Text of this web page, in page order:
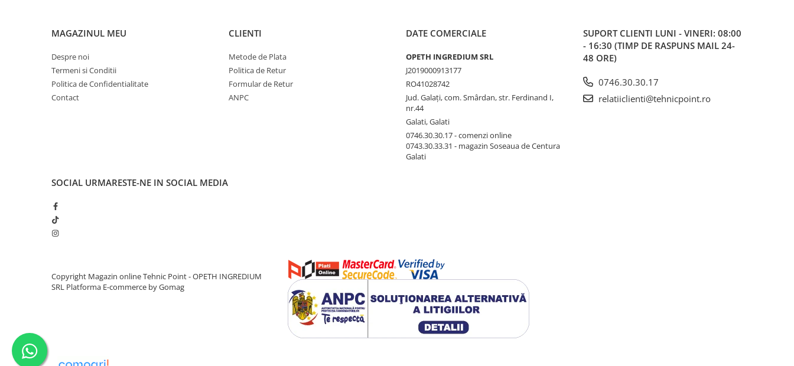
FIAT 9.55535-DS1 / GS1
IVECO 18-1811 CLASSE SC1 LV
MAGAZINUL MEU
Despre noi
Termeni si Conditii
Politica de Confidentialitate
Contact
CLIENTI
Metode de Plata
Politica de Retur
Formular de Retur
ANPC
DATE COMERCIALE
OPETH INGREDIUM SRL
J2019000913177
RO41028742
Jud. Galaţi, com. Smârdan, str. Ferdinand I,
nr.44
Galati, Galati
0746.30.30.17 - comenzi online
0743.30.33.31 - magazin Soseaua de Centura
Galati
SUPORT CLIENTI LUNI - VINERI: 08:00
- 16:30 (TIMP DE RASPUNS MAIL 24-
48 ORE)
0746.30.30.17
relatiiclienti@tehnicpoint.ro
SOCIAL URMARESTE-NE IN SOCIAL MEDIA
Copyright Magazin online Tehnic Point - OPETH INGREDIUM
SRL Platforma E-commerce by Gomag